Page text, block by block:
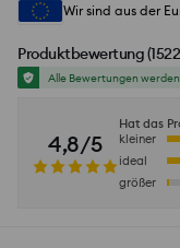
Wir sind aus der
Produktbewertung(1522
Alle Bewertungen
4,8/5
Hat das
kleiner
ideal
größer